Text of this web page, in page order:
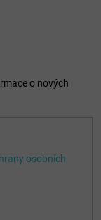
o nových
osobních